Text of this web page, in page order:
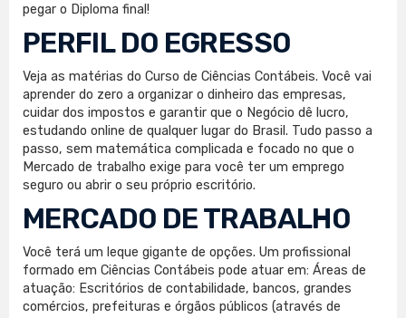
pegar o Diploma final!
PERFIL DO EGRESSO
Veja as matérias do Curso de Ciências Contábeis. Você vai
aprender do zero a organizar o dinheiro das empresas,
cuidar dos impostos e garantir que o Negócio dê lucro,
estudando online de qualquer lugar do Brasil. Tudo passo a
passo, sem matemática complicada e focado no que o
Mercado de trabalho exige para você ter um emprego
seguro ou abrir o seu próprio escritório.
MERCADO DE TRABALHO
Você terá um leque gigante de opções. Um profissional
formado em Ciências Contábeis pode atuar em: Áreas de
atuação: Escritórios de contabilidade, bancos, grandes
comércios, prefeituras e órgãos públicos (através de